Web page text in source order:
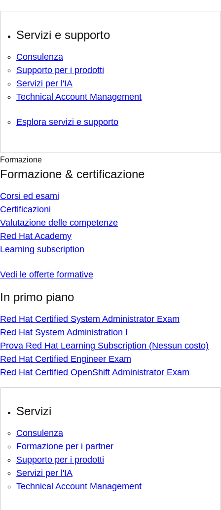
Servizi e supporto
Consulenza
Supporto per i prodotti
Servizi per l'IA
Technical Account Management
Esplora servizi e supporto
Formazione
Formazione & certificazione
Corsi ed esami
Certificazioni
Valutazione delle competenze
Red Hat Academy
Learning subscription
Vedi le offerte formative
In primo piano
Red Hat Certified System Administrator Exam
Red Hat System Administration I
Prova Red Hat Learning Subscription (Nessun costo)
Red Hat Certified Engineer Exam
Red Hat Certified OpenShift Administrator Exam
Servizi
Consulenza
Formazione per i partner
Supporto per i prodotti
Servizi per l'IA
Technical Account Management